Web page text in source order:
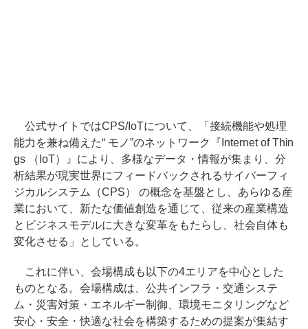
公式サイトではCPS/IoTについて、「接続機能や処理
能力を兼ね備えた“ モノ”のネットワーク『Internet of Thin
gs （IoT）』により、多様なデータ・情報が集まり、分
析結果が現実世界にフィードバックされるサイバーフィ
ジカルシステム（CPS） の概念を基盤とし、あらゆる産
業において、新たな価値創造を通じて、従来の産業構造
とビジネスモデルに大きな変革をもたらし、社会自体も
変化させる」としている。
これに伴い、会場構成も以下の4エリアを中心とした
ものとなる。会場構成は、公共インフラ・交通システ
ム・災害対策・エネルギー制御、環境モニタリングなど
安心・安全・快適な社会を構築するための提案が集結す